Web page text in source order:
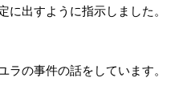
出すように指示しました。
の事件の話をしています。